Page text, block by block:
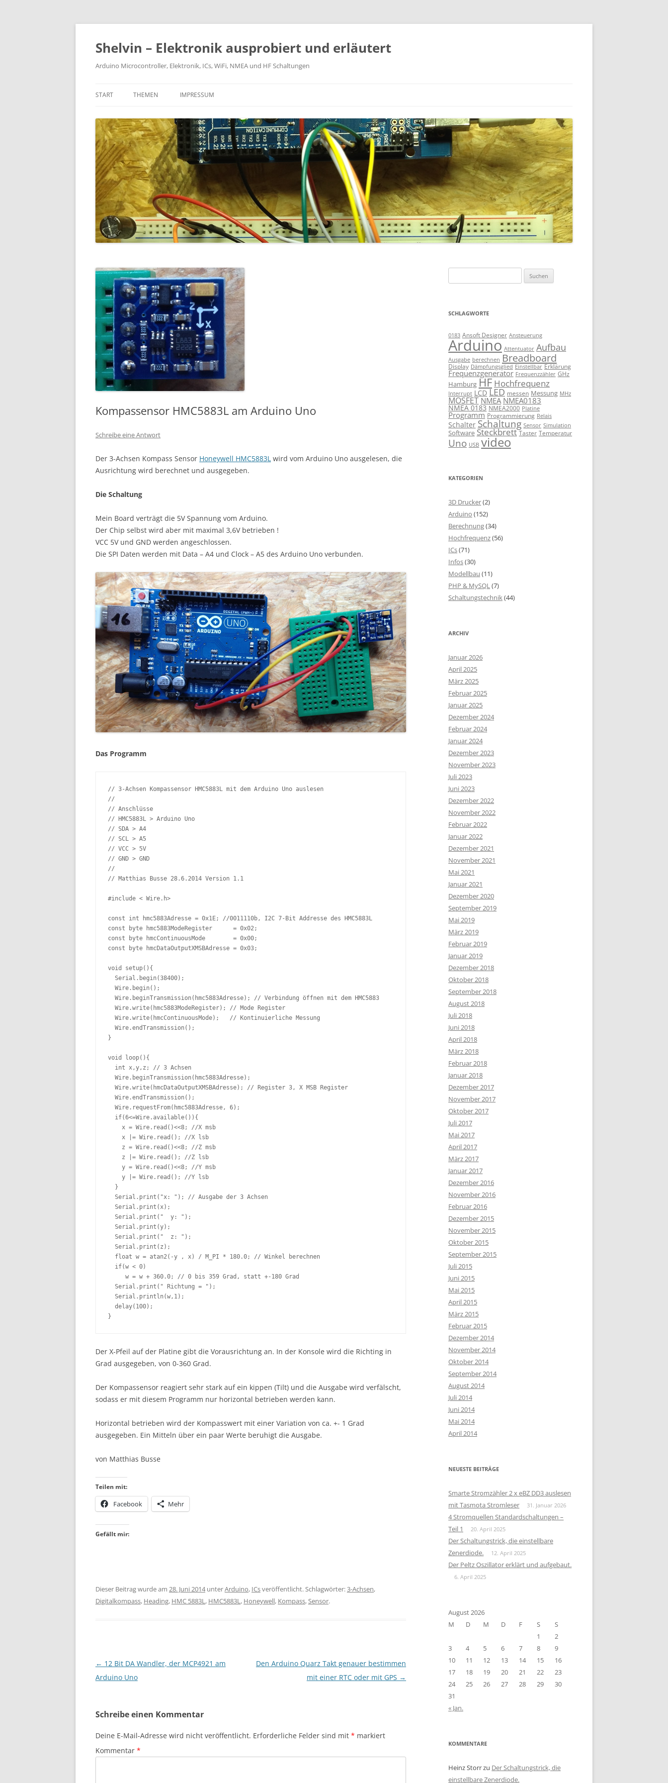
Zum
springen
Shelvin – Elektronik ausprobiert und erläutert
Arduino Microcontroller, Elektronik, ICs, WiFi, NMEA und HF Schaltungen
START THEMEN IMPRESSUM
Kompassensor HMC5883L am Arduino Uno
Schreibe eine Antwort
Der 3-Achsen Kompass Sensor Honeywell HMC5883L wird vom Arduino Uno ausgelesen, die
Ausrichtung wird berechnet und ausgegeben.
Die Schaltung
Mein Board verträgt die 5V Spannung vom Arduino.
Der Chip selbst wird aber mit maximal 3,6V betrieben !
VCC 5V und GND werden angeschlossen.
Die SPI Daten werden mit Data – A4 und Clock – A5 des Arduino Uno verbunden.
Das Programm
// 3-Achsen Kompassensor HMC5883L mit dem Arduino Uno auslesen
//
// Anschlüsse
// HMC5883L > Arduino Uno
// SDA > A4
// SCL > A5
// VCC > 5V
// GND > GND
//
// Matthias Busse 28.6.2014 Version 1.1
#include < Wire.h>
const int hmc5883Adresse = 0x1E; //0011110b, I2C 7-Bit Addresse des HMC5883L
const byte hmc5883ModeRegister      = 0x02;
const byte hmcContinuousMode        = 0x00;
const byte hmcDataOutputXMSBAdresse = 0x03;
void setup(){
  Serial.begin(38400);
  Wire.begin();
  Wire.beginTransmission(hmc5883Adresse); // Verbindung öffnen mit dem HMC5883
  Wire.write(hmc5883ModeRegister); // Mode Register
  Wire.write(hmcContinuousMode);   // Kontinuierliche Messung
  Wire.endTransmission();
}
void loop(){
  int x,y,z; // 3 Achsen
  Wire.beginTransmission(hmc5883Adresse);
  Wire.write(hmcDataOutputXMSBAdresse); // Register 3, X MSB Register
  Wire.endTransmission();
  Wire.requestFrom(hmc5883Adresse, 6);
  if(6<=Wire.available()){
    x = Wire.read()<<8; //X msb
    x |= Wire.read(); //X lsb
    z = Wire.read()<<8; //Z msb
    z |= Wire.read(); //Z lsb
    y = Wire.read()<<8; //Y msb
    y |= Wire.read(); //Y lsb
  }
  Serial.print("x: "); // Ausgabe der 3 Achsen
  Serial.print(x);
  Serial.print("  y: ");
  Serial.print(y);
  Serial.print("  z: ");
  Serial.print(z);
  float w = atan2(-y , x) / M_PI * 180.0; // Winkel berechnen
  if(w < 0)
     w = w + 360.0; // 0 bis 359 Grad, statt +-180 Grad
  Serial.print(" Richtung = ");
  Serial.println(w,1);
  delay(100);
}
Der X-Pfeil auf der Platine gibt die Vorausrichtung an. In der Konsole wird die Richting in
Grad ausgegeben, von 0-360 Grad.
Der Kompassensor reagiert sehr stark auf ein kippen (Tilt) und die Ausgabe wird verfälscht,
sodass er mit diesem Programm nur horizontal betrieben werden kann.
Horizontal betrieben wird der Kompasswert mit einer Variation von ca. +- 1 Grad
ausgegeben. Ein Mitteln über ein paar Werte beruhigt die Ausgabe.
von Matthias Busse
Teilen mit:
Facebook Mehr
Gefällt mir:
Dieser Beitrag wurde am 28. Juni 2014unterArduino, ICsveröffentlicht. Schlagwörter:3-Achsen,
Digitalkompass, Heading, HMC 5883L, HMC5883L, Honeywell, Kompass,Sensor.
Beitragsnavigation
← 12 Bit DA Wandler, der MCP4921 am
Arduino Uno
Den Arduino Quarz Takt genauer bestimmen
mit einer RTC oder mit GPS →
Schreibe einen Kommentar
Deine E-Mail-Adresse wird nicht veröffentlicht. Erforderliche Felder sind mit * markiert
Kommentar *
nach:
SCHLAGWORTE
0183 Ansoft Designer Ansteuerung
Arduino Attentuator Aufbau
Ausgabe berechnen Breadboard
Display Dämpfungsglied Einstellbar Erklärung
Frequenzgenerator Frequenzzähler GHz
Hamburg HF Hochfrequenz
Interrupt LCD LED messen Messung MHz
MOSFET NMEA NMEA0183
NMEA 0183 NMEA2000 Platine
Programm Programmierung Relais
Schalter Schaltung Sensor Simulation
Software Steckbrett Taster Temperatur
Uno USB video
KATEGORIEN
3D Drucker(2)
Arduino (152)
Berechnung(34)
Hochfrequenz(56)
ICs(71)
Infos(30)
Modellbau (11)
PHP & MySQL(7)
Schaltungstechnik(44)
ARCHIV
Januar 2026
April 2025
März 2025
Februar 2025
Januar 2025
Dezember 2024
Februar 2024
Januar 2024
Dezember 2023
November 2023
Juli 2023
Juni 2023
Dezember 2022
November 2022
Februar 2022
Januar 2022
Dezember 2021
November 2021
Mai 2021
Januar 2021
Dezember 2020
September 2019
Mai 2019
März 2019
Februar 2019
Januar 2019
Dezember 2018
Oktober 2018
September 2018
August 2018
Juli 2018
Juni 2018
April 2018
März 2018
Februar 2018
Januar 2018
Dezember 2017
November 2017
Oktober 2017
Juli 2017
Mai 2017
April 2017
März 2017
Januar 2017
Dezember 2016
November 2016
Februar 2016
Dezember 2015
November 2015
Oktober 2015
September 2015
Juli 2015
Juni 2015
Mai 2015
April 2015
März 2015
Februar 2015
Dezember 2014
November 2014
Oktober 2014
September 2014
August 2014
Juli 2014
Juni 2014
Mai 2014
April 2014
NEUESTE BEITRÄGE
Smarte Stromzähler 2 x eBZ DD3 auslesen
mit Tasmota Stromleser
31. Januar 2026
4 Stromquellen Standardschaltungen –
Teil 1
20. April 2025
Der Schaltungstrick, die einstellbare
Zenerdiode.
12. April 2025
Der Peltz Oszillator erklärt und aufgebaut.
6. April 2025
August 2026
M
D M D F S
S
1
2
3
4 5 6 7 8
9
10
11 12 13 14 15
16
17
18 19 20 21 22
23
24
25 26 27 28 29
30
31
« Jan.
KOMMENTARE
Heinz Storrzu Der Schaltungstrick, die
einstellbare Zenerdiode.